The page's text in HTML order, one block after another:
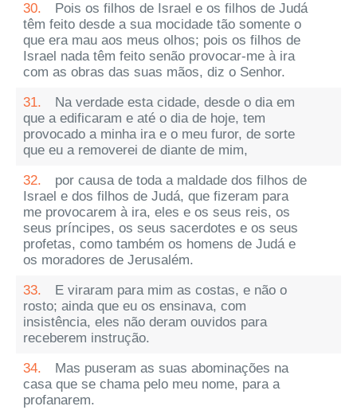
30.
Pois os filhos de Israel e os filhos de Judá
têm feito desde a sua mocidade tão somente o
que era mau aos meus olhos; pois os filhos de
Israel nada têm feito senão provocar-me à ira
com as obras das suas mãos, diz o Senhor.
31.
Na verdade esta cidade, desde o dia em
que a edificaram e até o dia de hoje, tem
provocado a minha ira e o meu furor, de sorte
que eu a removerei de diante de mim,
32.
por causa de toda a maldade dos filhos de
Israel e dos filhos de Judá, que fizeram para
me provocarem à ira, eles e os seus reis, os
seus príncipes, os seus sacerdotes e os seus
profetas, como também os homens de Judá e
os moradores de Jerusalém.
33.
E viraram para mim as costas, e não o
rosto; ainda que eu os ensinava, com
insistência, eles não deram ouvidos para
receberem instrução.
34.
Mas puseram as suas abominações na
casa que se chama pelo meu nome, para a
profanarem.